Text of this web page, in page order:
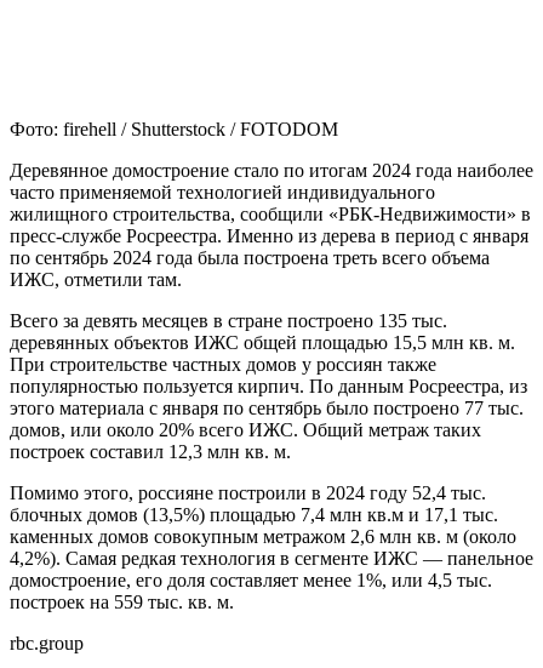
Фото: firehell / Shutterstock / FOTODOM
Деревянное домостроение стало по итогам 2024 года наиболее
часто применяемой технологией индивидуального
жилищного строительства, сообщили «РБК-Недвижимости» в
пресс-службе Росреестра. Именно из дерева в период с января
по сентябрь 2024 года была построена треть всего объема
ИЖС, отметили там.
Всего за девять месяцев в стране построено 135 тыс.
деревянных объектов ИЖС общей площадью 15,5 млн кв. м.
При строительстве частных домов у россиян также
популярностью пользуется кирпич. По данным Росреестра, из
этого материала с января по сентябрь было построено 77 тыс.
домов, или около 20% всего ИЖС. Общий метраж таких
построек составил 12,3 млн кв. м.
Помимо этого, россияне построили в 2024 году 52,4 тыс.
блочных домов (13,5%) площадью 7,4 млн кв.м и 17,1 тыс.
каменных домов совокупным метражом 2,6 млн кв. м (около
4,2%). Самая редкая технология в сегменте ИЖС — панельное
домостроение, его доля составляет менее 1%, или 4,5 тыс.
построек на 559 тыс. кв. м.
rbc.group